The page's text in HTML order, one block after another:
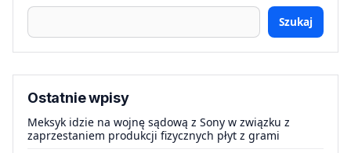
Szukaj
Ostatnie wpisy
Meksyk idzie na wojnę sądową z Sony w związku z
zaprzestaniem produkcji fizycznych płyt z grami